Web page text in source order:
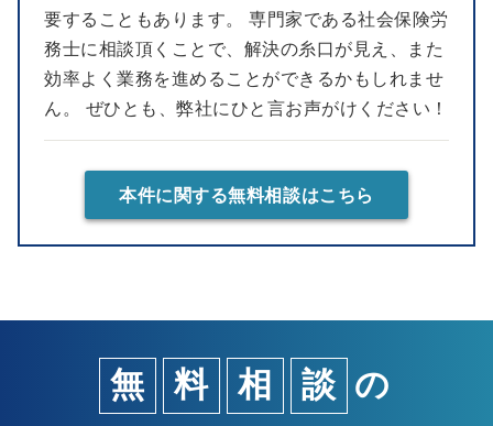
要することもあります。 専門家である社会保険労
務士に相談頂くことで、解決の糸口が見え、また
効率よく業務を進めることができるかもしれませ
ん。 ぜひとも、弊社にひと言お声がけください！
本件に関する無料相談はこちら
無 料 相 談 の